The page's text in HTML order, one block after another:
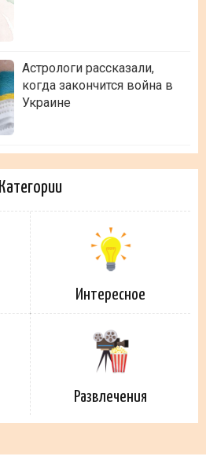
Астрологи рассказали,
когда закончится война в
Украине
Категории
Интересное
Развлечения